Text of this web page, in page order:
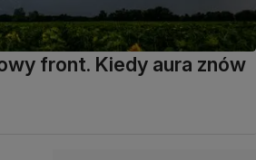
front. Kiedy aura znów